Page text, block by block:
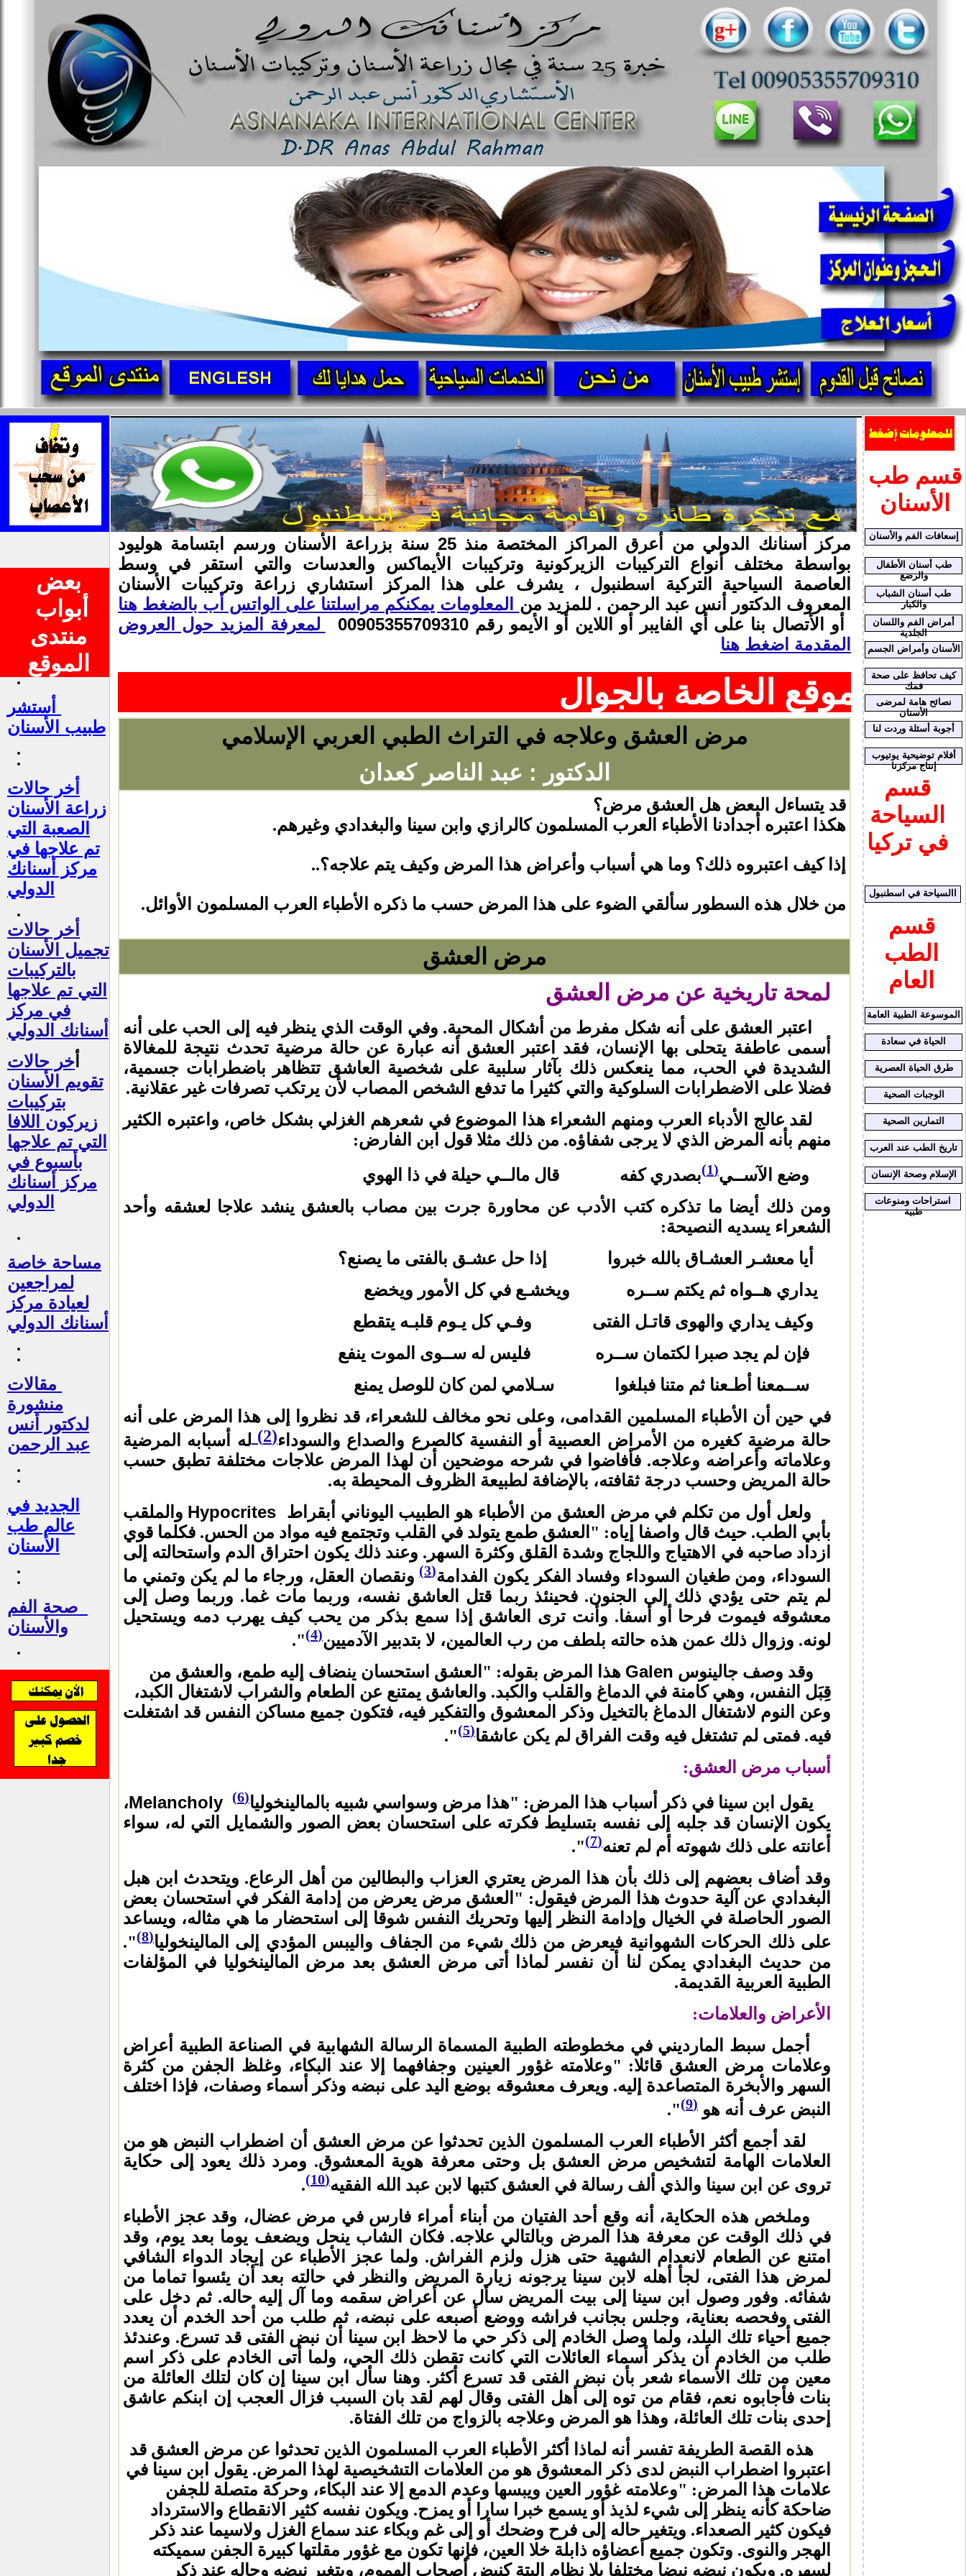
بعض
أبواب
منتدى
الموقع
أستشر
طبيب الأسنان
أخر حالات
زراعة الأسنان
الصعبة التي
تم علاجها في
مركز أسنانك
الدولي
أخر حالات
تجميل الأسنان
بالتركيبات
التي تم علاجها
في مركز
أسنانك الدولي
خر حالات
تقويم الأسنان
بتركيبات
زيركون اللافا
التي تم علاجها
بأسبوع في
مركز أسنانك
الدولي
مساحة خاصة
لمراجعين
لعيادة مركز
أسنانك الدولي
مقالات
منشورة
لدكتور أنس
عبد الرحمن
الجديد في
عالم طب
الأسنان
صحة الفم
والأسنان
مركز أسنانك الدولي من أعرق المراكز المختصة منذ 25 سنة بزراعة الأسنان ورسم ابتسامة هوليود
بواسطة مختلف أنواع التركيبات الزيركونية وتركيبات الأيماكس والعدسات والتي استقر في وسط
العاصمة السياحية التركية اسطنبول ، يشرف على هذا المركز استشاري زراعة وتركيبات الأسنان
المعروف الدكتور أنس عبد الرحمن . للمزيد من المعلومات يمكنكم مراسلتنا على الواتس أب بالضغط هنا
أو الأتصال بنا على أي الفايبر أو اللاين أو الأيمو رقم 00905355709310
لمعرفة المزيد حول العروض
المقدمة اضغط هنا
الخاصة بالجوال
مرض العشق وعلاجه في التراث الطبي العربي الإسلامي
الدكتور : عبد الناصر كعدان
قد يتساءل البعض هل العشق مرض؟
هكذا اعتبره أجدادنا الأطباء العرب المسلمون كالرازي وابن سينا والبغدادي وغيرهم.
إذا كيف اعتبروه ذلك؟ وما هي أسباب وأعراض هذا المرض وكيف يتم علاجه؟..
من خلال هذه السطور سألقي الضوء على هذا المرض حسب ما ذكره الأطباء العرب المسلمون الأوائل.
مرض العشق
لمحة تاريخية عن مرض العشق
اعتبر العشق على أنه شكل مفرط من أشكال المحبة. وفي الوقت الذي ينظر فيه إلى الحب على أنه
أسمى عاطفة يتحلى بها الإنسان، فقد اعتبر العشق أنه عبارة عن حالة مرضية تحدث نتيجة للمغالاة
الشديدة في الحب، مما ينعكس ذلك بآثار سلبية على شخصية العاشق تتظاهر باضطرابات جسمية،
فضلا على الاضطرابات السلوكية والتي كثيرا ما تدفع الشخص المصاب لأن يرتكب تصرفات غير عقلانية.
لقد عالج الأدباء العرب ومنهم الشعراء هذا الموضوع في شعرهم الغزلي بشكل خاص، واعتبره الكثير
منهم بأنه المرض الذي لا يرجى شفاؤه. من ذلك مثلا قول ابن الفارض:
وضع الآســي(1)
بصدري كفه قال مالــي حيلة في ذا الهوي
ومن ذلك أيضا ما تذكره كتب الأدب عن محاورة جرت بين مصاب بالعشق ينشد علاجا لعشقه وأحد
الشعراء يسديه النصيحة:
أيا معشـر العشـاق بالله خبروا إذا حل عشـق بالفتى ما يصنع؟
يداري هــواه ثم يكتم ســره ويخشـع في كل الأمور ويخضع
وكيف يداري والهوى قاتـل الفتى وفـي كل يـوم قلبـه يتقطع
فإن لم يجد صبرا لكتمان ســره فليس له ســوى الموت ينفع
ســمعنا أطـعنا ثم متنا فبلغوا سـلامي لمن كان للوصل يمنع
في حين أن الأطباء المسلمين القدامى، وعلى نحو مخالف للشعراء، قد نظروا إلى هذا المرض على أنه
حالة مرضية كغيره من الأمراض العصبية أو النفسية كالصرع والصداع والسوداء(2)
له أسبابه المرضية
وعلاماته وأعراضه وعلاجه. فأفاضوا في شرحه موضحين أن لهذا المرض علاجات مختلفة تطبق حسب
حالة المريض وحسب درجة ثقافته، بالإضافة لطبيعة الظروف المحيطة به.
ولعل أول من تكلم في مرض العشق من الأطباء هو الطبيب اليوناني أبقراط
Hypocrites والملقب
بأبي الطب. حيث قال واصفا إياه: "العشق طمع يتولد في القلب وتجتمع فيه مواد من الحس. فكلما قوي
ازداد صاحبه في الاهتياج واللجاج وشدة القلق وكثرة السهر. وعند ذلك يكون احتراق الدم واستحالته إلى
السوداء، ومن طغيان السوداء وفساد الفكر يكون الفدامة(3)
ونقصان العقل، ورجاء ما لم يكن وتمني ما
لم يتم حتى يؤدي ذلك إلى الجنون. فحينئذ ربما قتل العاشق نفسه، وربما مات غما. وربما وصل إلى
معشوقه فيموت فرحا أو أسفا. وأنت ترى العاشق إذا سمع بذكر من يحب كيف يهرب دمه ويستحيل
لونه. وزوال ذلك عمن هذه حالته بلطف من رب العالمين، لا بتدبير الآدميين(4)
".
وقد وصف جالينوس Galen هذا المرض بقوله: "العشق استحسان ينضاف إليه طمع، والعشق من
قِبَل النفس، وهي كامنة في الدماغ والقلب والكبد. والعاشق يمتنع عن الطعام والشراب لاشتغال الكبد،
وعن النوم لاشتغال الدماغ بالتخيل وذكر المعشوق والتفكير فيه، فتكون جميع مساكن النفس قد اشتغلت
فيه. فمتى لم تشتغل فيه وقت الفراق لم يكن عاشقا(5)
".
أسباب مرض العشق:
يقول ابن سينا في ذكر أسباب هذا المرض: "هذا مرض وسواسي شبيه بالمالينخوليا(6)
Melancholy،
يكون الإنسان قد جلبه إلى نفسه بتسليط فكرته على استحسان بعض الصور والشمايل التي له، سواء
أعانته على ذلك شهوته أم لم تعنه(7)
".
وقد أضاف بعضهم إلى ذلك بأن هذا المرض يعتري العزاب والبطالين من أهل الرعاع. ويتحدث ابن هبل
البغدادي عن آلية حدوث هذا المرض فيقول: "العشق مرض يعرض من إدامة الفكر في استحسان بعض
الصور الحاصلة في الخيال وإدامة النظر إليها وتحريك النفس شوقا إلى استحضار ما هي مثاله، ويساعد
على ذلك الحركات الشهوانية فيعرض من ذلك شيء من الجفاف واليبس المؤدي إلى المالينخوليا(8)
".
من حديث البغدادي يمكن لنا أن نفسر لماذا أتى مرض العشق بعد مرض المالينخوليا في المؤلفات
الطبية العربية القديمة.
الأعراض والعلامات:
أجمل سبط المارديني في مخطوطته الطبية المسماة الرسالة الشهابية في الصناعة الطبية أعراض
وعلامات مرض العشق قائلا: "وعلامته غؤور العينين وجفافهما إلا عند البكاء، وغلظ الجفن من كثرة
السهر والأبخرة المتصاعدة إليه. ويعرف معشوقه بوضع اليد على نبضه وذكر أسماء وصفات، فإذا اختلف
النبض عرف أنه هو (9)
".
لقد أجمع أكثر الأطباء العرب المسلمون الذين تحدثوا عن مرض العشق أن اضطراب النبض هو من
العلامات الهامة لتشخيص مرض العشق بل وحتى معرفة هوية المعشوق. ومرد ذلك يعود إلى حكاية
تروى عن ابن سينا والذي ألف رسالة في العشق كتبها لابن عبد الله الفقيه(10)
.
وملخص هذه الحكاية، أنه وقع أحد الفتيان من أبناء أمراء فارس في مرض عضال، وقد عجز الأطباء
في ذلك الوقت عن معرفة هذا المرض وبالتالي علاجه. فكان الشاب ينحل ويضعف يوما بعد يوم، وقد
امتنع عن الطعام لانعدام الشهية حتى هزل ولزم الفراش. ولما عجز الأطباء عن إيجاد الدواء الشافي
لمرض هذا الفتى، لجأ أهله لابن سينا يرجونه زيارة المريض والنظر في حالته بعد أن يئسوا تماما من
شفائه. وفور وصول ابن سينا إلى بيت المريض سأل عن أعراض سقمه وما آل إليه حاله. ثم دخل على
الفتى وفحصه بعناية، وجلس بجانب فراشه ووضع أصبعه على نبضه، ثم طلب من أحد الخدم أن يعدد
جميع أحياء تلك البلد، ولما وصل الخادم إلى ذكر حي ما لاحظ ابن سينا أن نبض الفتى قد تسرع. وعندئذ
طلب من الخادم أن يذكر أسماء العائلات التي كانت تقطن ذلك الحي، ولما أتى الخادم على ذكر اسم
معين من تلك الأسماء شعر بأن نبض الفتى قد تسرع أكثر. وهنا سأل ابن سينا إن كان لتلك العائلة من
بنات فأجابوه نعم، فقام من توه إلى أهل الفتى وقال لهم لقد بان السبب فزال العجب إن ابنكم عاشق
إحدى بنات تلك العائلة، وهذا هو المرض وعلاجه بالزواج من تلك الفتاة.
هذه القصة الطريفة تفسر أنه لماذا أكثر الأطباء العرب المسلمون الذين تحدثوا عن مرض العشق قد
اعتبروا اضطراب النبض لدى ذكر المعشوق هو من العلامات التشخيصية لهذا المرض. يقول ابن سينا في
علامات هذا المرض: "وعلامته غؤور العين ويبسها وعدم الدمع إلا عند البكاء، وحركة متصلة للجفن
ضاحكة كأنه ينظر إلى شيء لذيذ أو يسمع خبرا سارا أو يمزح. ويكون نفسه كثير الانقطاع والاسترداد
فيكون كثير الصعداء. ويتغير حاله إلى فرح وضحك أو إلى غم وبكاء عند سماع الغزل ولاسيما عند ذكر
الهجر والنوى. وتكون جميع أعضاؤه ذابلة خلا العين، فإنها تكون مع غؤور مقلتها كبيرة الجفن سميكته
لسهره. ويكون نبضه نبضا مختلفا بلا نظام البتة كنبض أصحاب الهموم، ويتغير نبضه وحاله عند ذكر
قسم طب
الأسنان
إسعافات الفم والأسنان
طب أسنان الأطفال
والرضع
طب أسنان الشباب
والكبار
أمراض الفم واللسان
الجلدية
الأسنان وأمراض الجسم
كيف تحافظ على صحة
فمك
نصائح هامة لمرضى
الأسنان
أجوبة أسئلة وردت لنا
أفلام توضيحية يوتيوب
إنتاج مركزنا
قسم
السياحة
في تركيا
االسياحة في اسطنبول
قسم
الطب
العام
الموسوعة الطبية العامة
الحياة في سعادة
طرق الحياة العصرية
الوجبات الصحية
التمارين الصحية
تاريخ الطب عند العرب
الإسلام وصحة الإنسان
استراحات ومنوعات
طبية